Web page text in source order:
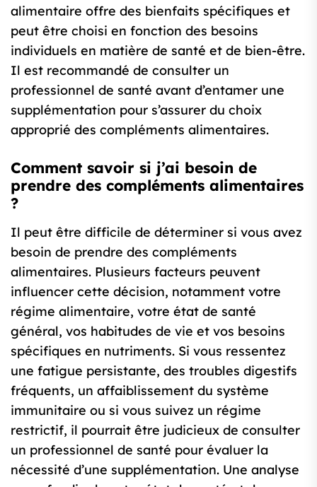
alimentaire offre des bienfaits spécifiques et
peut être choisi en fonction des besoins
individuels en matière de santé et de bien-être.
Il est recommandé de consulter un
professionnel de santé avant d’entamer une
supplémentation pour s’assurer du choix
approprié des compléments alimentaires.
Comment savoir si j’ai besoin de
prendre des compléments alimentaires
?
Il peut être difficile de déterminer si vous avez
besoin de prendre des compléments
alimentaires. Plusieurs facteurs peuvent
influencer cette décision, notamment votre
régime alimentaire, votre état de santé
général, vos habitudes de vie et vos besoins
spécifiques en nutriments. Si vous ressentez
une fatigue persistante, des troubles digestifs
fréquents, un affaiblissement du système
immunitaire ou si vous suivez un régime
restrictif, il pourrait être judicieux de consulter
un professionnel de santé pour évaluer la
nécessité d’une supplémentation. Une analyse